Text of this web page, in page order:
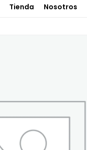
Tienda Nosotros